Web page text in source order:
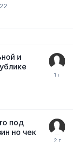
и
под
но чек